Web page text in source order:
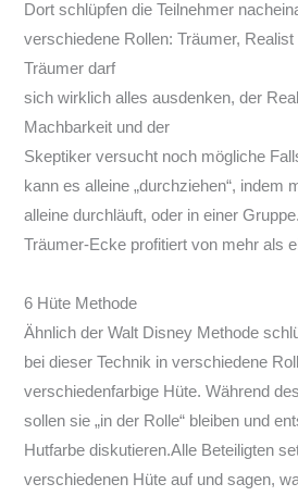
Dort schlüpfen die Teilnehmer
verschiedene Rollen: Träumer,
Träumer darf
sich wirklich alles ausdenken, der
Machbarkeit und der
Skeptiker versucht noch mögliche
kann es alleine „durchziehen“, indem
alleine durchläuft, oder in einer
Träumer-Ecke profitiert von mehr als
6 Hüte Methode
Ähnlich der Walt Disney Methode
bei dieser Technik in verschiedene
verschiedenfarbige Hüte. Während
sollen sie „in der Rolle“ bleiben und
Hutfarbe diskutieren.Alle Beteiligten
verschiedenen Hüte auf und sagen,